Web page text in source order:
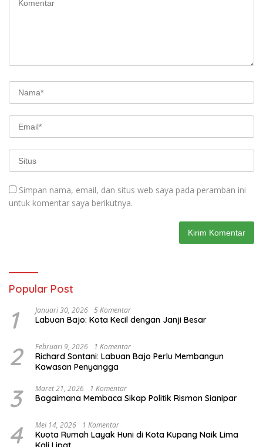
Simpan nama, email, dan situs web saya pada peramban ini
untuk komentar saya berikutnya.
Popular Post
1 Januari 30, 2026 5 Komentar
Labuan Bajo: Kota Kecil dengan Janji Besar
2 Februari 9, 2026 1 Komentar
Richard Sontani: Labuan Bajo Perlu Membangun
Kawasan Penyangga
3 Maret 21, 2026 1 Komentar
Bagaimana Membaca Sikap Politik Rismon Sianipar
4 Mei 14, 2026 1 Komentar
Kuota Rumah Layak Huni di Kota Kupang Naik Lima